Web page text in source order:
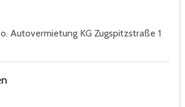
Autovermietung KG Zugspitzstraße 1